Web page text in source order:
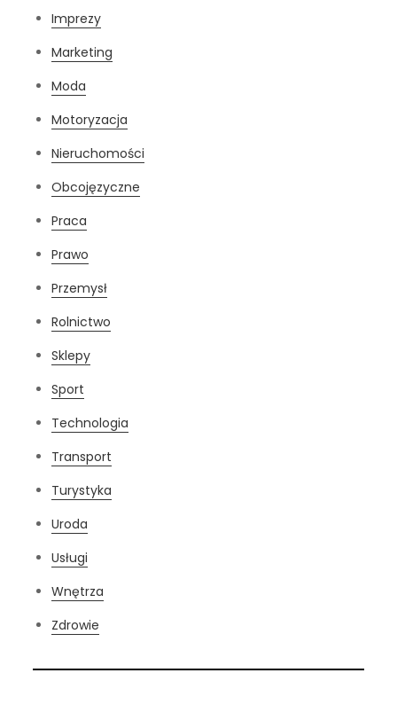
Imprezy
Marketing
Moda
Motoryzacja
Nieruchomości
Obcojęzyczne
Praca
Prawo
Przemysł
Rolnictwo
Sklepy
Sport
Technologia
Transport
Turystyka
Uroda
Usługi
Wnętrza
Zdrowie